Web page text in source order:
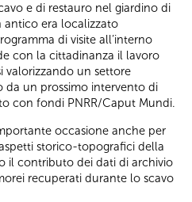
e di restauro nel giardino di
antico era localizzato
di visite all’interno
con la cittadinanza il lavoro
valorizzando un settore
da un prossimo intervento di
con fondi PNRR/Caput Mundi.
occasione anche per
storico-topografici della
il contributo dei dati di archivio
recuperati durante lo scavo